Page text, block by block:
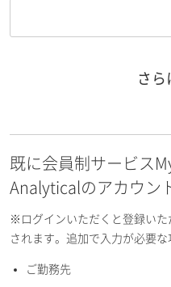
お名前フリガナ（名）
E-mailアドレス（半角英
さら
既に会員制サービス
Analyticalのアカウン
※ログインいただくと登録い
されます。追加で入力が必要な
ご勤務先